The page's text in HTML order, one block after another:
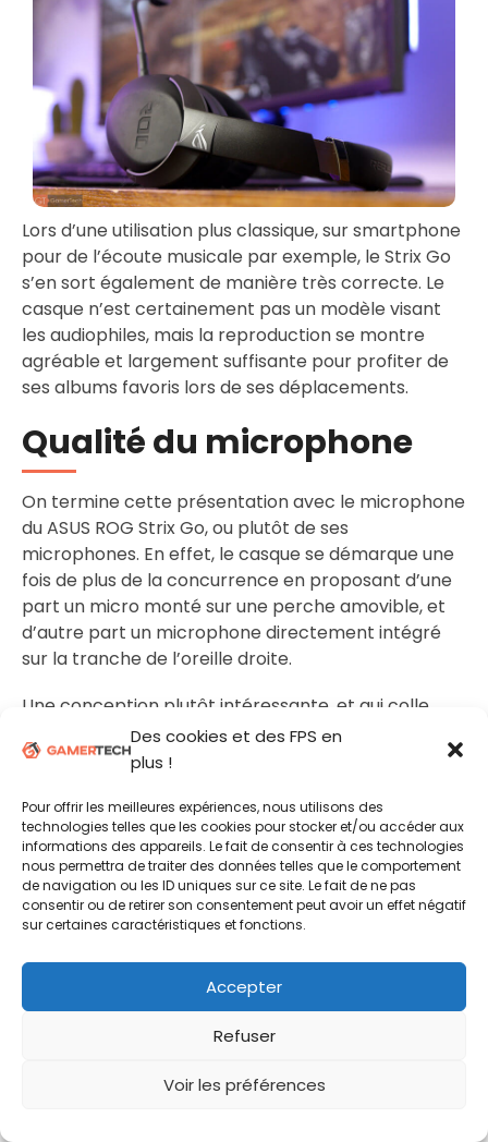
Des cookies et des FPS en
plus !
Pour offrir les meilleures expériences, nous utilisons des
technologies telles que les cookies pour stocker et/ou accéder aux
informations des appareils. Le fait de consentir à ces technologies
nous permettra de traiter des données telles que le comportement
de navigation ou les ID uniques sur ce site. Le fait de ne pas
consentir ou de retirer son consentement peut avoir un effet négatif
sur certaines caractéristiques et fonctions.
Accepter
Refuser
Voir les préférences
Lors d’une utilisation plus classique, sur smartphone
pour de l’écoute musicale par exemple, le Strix Go
s’en sort également de manière très correcte. Le
casque n’est certainement pas un modèle visant
les audiophiles, mais la reproduction se montre
agréable et largement suffisante pour profiter de
ses albums favoris lors de ses déplacements.
Qualité du microphone
On termine cette présentation avec le microphone
du ASUS ROG Strix Go, ou plutôt de ses
microphones. En effet, le casque se démarque une
fois de plus de la concurrence en proposant d’une
part un micro monté sur une perche amovible, et
d’autre part un microphone directement intégré
sur la tranche de l’oreille droite.
Une conception plutôt intéressante, et qui colle
encore une fois parfaitement au côté polyvalent du
casque d’ASUS. Ici, pas besoin de se farcir un gros
simplement utiliser le casque à la manière d’un kit
mains libres lorsqu’il est connecté à son
smartphone.